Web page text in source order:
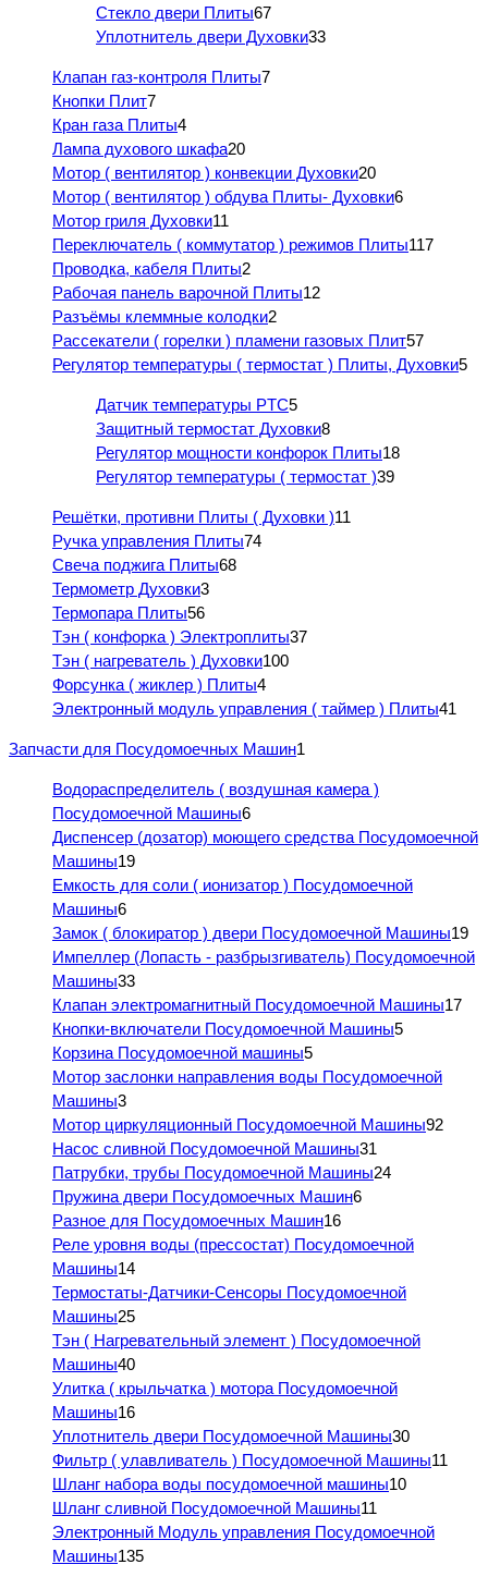
Стекло двери Плиты67
Уплотнитель двери Духовки33
Клапан газ-контроля Плиты7
Кнопки Плит7
Кран газа Плиты4
Лампа духового шкафа20
Мотор ( вентилятор ) конвекции Духовки20
Мотор ( вентилятор ) обдува Плиты- Духовки6
Мотор гриля Духовки11
Переключатель ( коммутатор ) режимов Плиты117
Проводка, кабеля Плиты2
Рабочая панель варочной Плиты12
Разъёмы клеммные колодки2
Рассекатели ( горелки ) пламени газовых Плит57
Регулятор температуры ( термостат ) Плиты, Духовки5
Датчик температуры PTC5
Защитный термостат Духовки8
Регулятор мощности конфорок Плиты18
Регулятор температуры ( термостат )39
Решётки, противни Плиты ( Духовки )11
Ручка управления Плиты74
Свеча поджига Плиты68
Термометр Духовки3
Термопара Плиты56
Тэн ( конфорка ) Электроплиты37
Тэн ( нагреватель ) Духовки100
Форсунка ( жиклер ) Плиты4
Электронный модуль управления ( таймер ) Плиты41
Запчасти для Посудомоечных Машин1
Водораспределитель ( воздушная камера )
Посудомоечной Машины6
Диспенсер (дозатор) моющего средства Посудомоечной
Машины19
Емкость для соли ( ионизатор ) Посудомоечной
Машины6
Замок ( блокиратор ) двери Посудомоечной Машины19
Импеллер (Лопасть - разбрызгиватель) Посудомоечной
Машины33
Клапан электромагнитный Посудомоечной Машины17
Кнопки-включатели Посудомоечной Машины5
Корзина Посудомоечной машины5
Мотор заслонки направления воды Посудомоечной
Машины3
Мотор циркуляционный Посудомоечной Машины92
Насос сливной Посудомоечной Машины31
Патрубки, трубы Посудомоечной Машины24
Пружина двери Посудомоечных Машин6
Разное для Посудомоечных Машин16
Реле уровня воды (прессостат) Посудомоечной
Машины14
Термостаты-Датчики-Сенсоры Посудомоечной
Машины25
Тэн ( Нагревательный элемент ) Посудомоечной
Машины40
Улитка ( крыльчатка ) мотора Посудомоечной
Машины16
Уплотнитель двери Посудомоечной Машины30
Фильтр ( улавливатель ) Посудомоечной Машины11
Шланг набора воды посудомоечной машины10
Шланг сливной Посудомоечной Машины11
Электронный Модуль управления Посудомоечной
Машины135